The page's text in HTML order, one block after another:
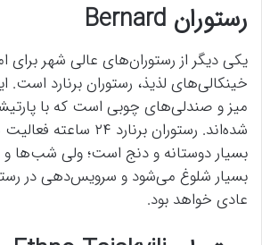
رستوران Bernard
یکی دیگر از رستوران‌های عالی شهر برای
خینکالی‌های لذیذ، رستوران برنارد است.
میز و صندلی‌های چوبی است که با
شده‌اند. رستوران برنارد
بسیار دوستانه و دنج است؛ ولی شب‌ها و
بسیار شلوغ می‌شود و سرویس‌دهی در
عادی خواهد بود.